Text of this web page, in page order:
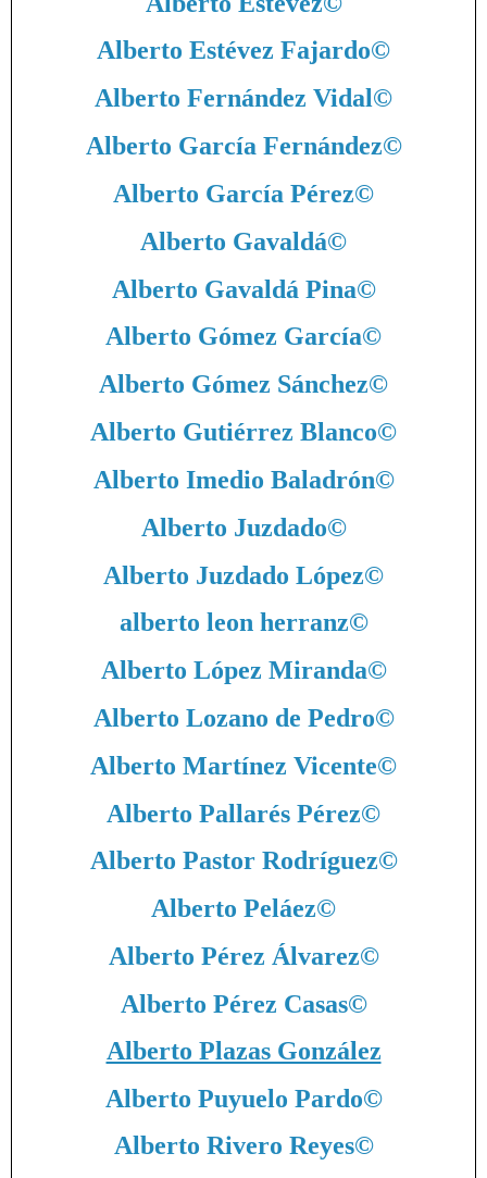
Alberto Estévez Fajardo©
Alberto Fernández Vidal©
Alberto García Fernández©
Alberto García Pérez©
Alberto Gavaldá©
Alberto Gavaldá Pina©
Alberto Gómez García©
Alberto Gómez Sánchez©
Alberto Gutiérrez Blanco©
Alberto Imedio Baladrón©
Alberto Juzdado©
Alberto Juzdado López©
alberto leon herranz©
Alberto López Miranda©
Alberto Lozano de Pedro©
Alberto Martínez Vicente©
Alberto Pallarés Pérez©
Alberto Pastor Rodríguez©
Alberto Peláez©
Alberto Pérez Álvarez©
Alberto Pérez Casas©
Alberto Plazas González
Alberto Puyuelo Pardo©
Alberto Rivero Reyes©